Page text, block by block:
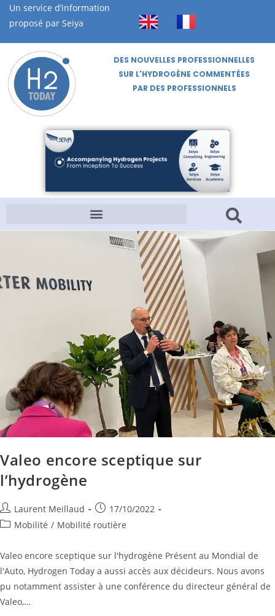
Un service d’information
proposé par Seiya
DES NOUVELLES PROFESSIONNELLES
SUR L'HYDROGÈNE COMMENTÉES
PAR DES PROFESSIONNELS
Valeo encore sceptique sur
l’hydrogène
Laurent Meillaud
17/10/2022
Mobilité / Mobilité routière
Valeo encore sceptique sur l'hydrogène Présent au Mondial de
l'Auto, Hydrogen Today a aussi accès aux décideurs. Nous avons
pu notamment assister à une conférence du directeur général de
Valeo,…